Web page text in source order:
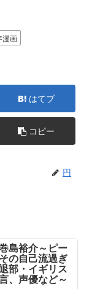
漫画
はてブ
コピー
円
島裕介～ピー
の自己流過ぎ
部・イギリス
、声優など～